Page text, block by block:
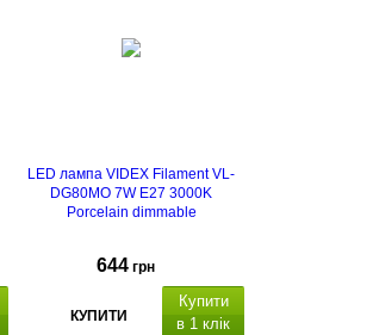
LED лампа VIDEX Filament VL-
DG80MO 7W E27 3000K
Porcelain dimmable
644 грн
КУПИТИ
Купити
в 1 клік